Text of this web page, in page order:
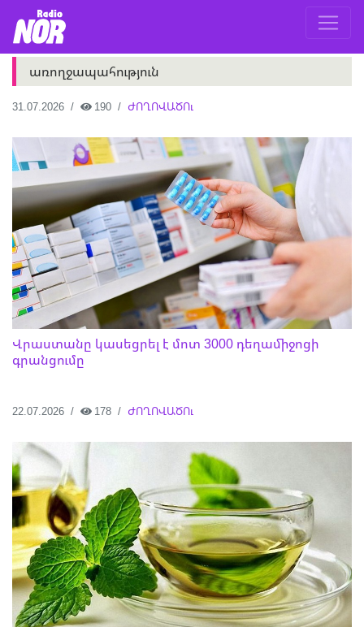
առողջապահություն
31.07.2026 190 ԺՈՂՈՎԱԾՈւ
Վրաստանը կասեցրել է մոտ 3000 դեղամիջոցի
գրանցումը
22.07.2026 178 ԺՈՂՈՎԱԾՈւ